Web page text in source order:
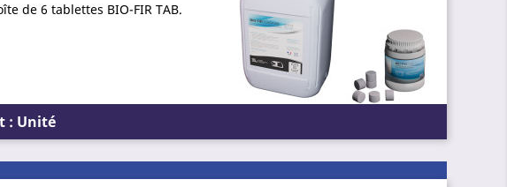
de 6 tablettes BIO-FIR TAB.
: Unité